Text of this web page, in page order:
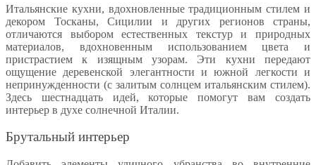
Итальянские кухни, вдохновленные традиционным стилем и
декором Тосканы, Сицилии и других регионов страны,
отличаются выбором естественных текстур и природных
материалов, вдохновенным использованием цвета и
пристрастием к изящным узорам. Эти кухни передают
ощущение деревенской элегантности и южной легкости и
непринужденности (с залитым солнцем итальянским стилем).
Здесь шестнадцать идей, которые помогут вам создать
интерьер в духе солнечной Италии.
Брутальный интерьер